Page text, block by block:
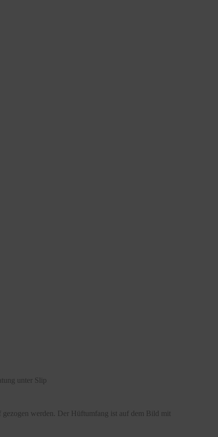
unter Slip
gezogen werden. Der Hüftumfang ist auf dem Bild mit